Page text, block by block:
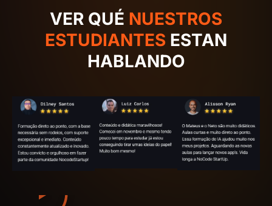
VER QUÉ NUESTROS
ESTUDIANTES ESTAN
HABLANDO